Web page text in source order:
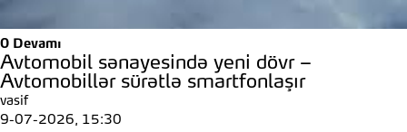
0 Devamı
Avtomobil sənayesində yeni dövr –
Avtomobillər sürətlə smartfonlaşır
vasif
9-07-2026, 15:30